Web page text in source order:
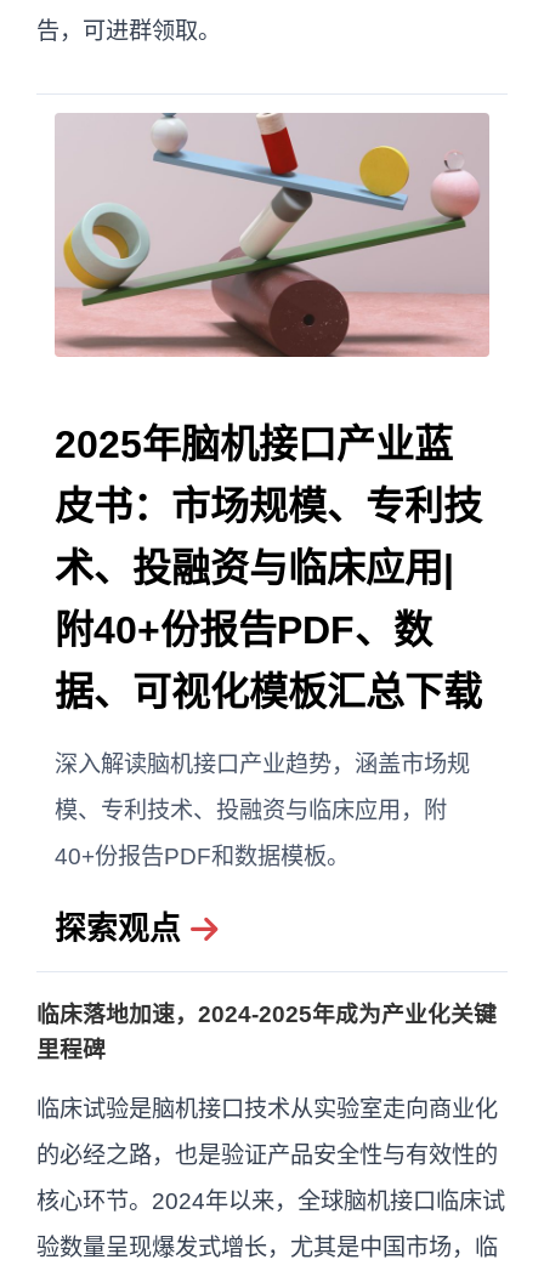
告，可进群领取。
2025年脑机接口产业蓝
皮书：市场规模、专利技
术、投融资与临床应用|
附40+份报告PDF、数
据、可视化模板汇总下载
深入解读脑机接口产业趋势，涵盖市场规
模、专利技术、投融资与临床应用，附
40+份报告PDF和数据模板。
探索观点
临床落地加速，2024-2025年成为产业化关键
里程碑
临床试验是脑机接口技术从实验室走向商业化
的必经之路，也是验证产品安全性与有效性的
核心环节。2024年以来，全球脑机接口临床试
验数量呈现爆发式增长，尤其是中国市场，临